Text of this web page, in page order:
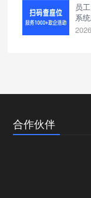
员
系
合作伙伴